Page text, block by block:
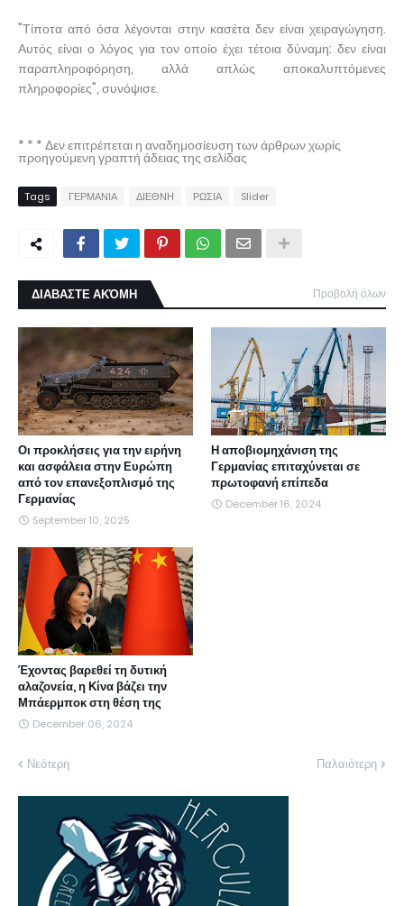
"Τίποτα από όσα λέγονται στην κασέτα δεν είναι χειραγώγηση.
Αυτός είναι ο λόγος για τον οποίο έχει τέτοια δύναμη: δεν είναι
παραπληροφόρηση, αλλά απλώς αποκαλυπτόμενες
πληροφορίες", συνόψισε.
* * * Δεν επιτρέπεται η αναδημοσίευση των άρθρων χωρίς
προηγούμενη γραπτή άδειας της σελίδας
Tags ΓΕΡΜΑΝΙΑ ΔΙΕΘΝΗ ΡΩΣΙΑ Slider
ΔΙΑΒΑΣΤΕ ΑΚΌΜΗ Προβολή όλων
Οι προκλήσεις για την ειρήνη
και ασφάλεια στην Ευρώπη
από τον επανεξοπλισμό της
Γερμανίας
September 10, 2025
Η αποβιομηχάνιση της
Γερμανίας επιταχύνεται σε
πρωτοφανή επίπεδα
December 16, 2024
Έχοντας βαρεθεί τη δυτική
αλαζονεία, η Κίνα βάζει την
Μπάερμποκ στη θέση της
December 06, 2024
Νεότερη Παλαιότερη